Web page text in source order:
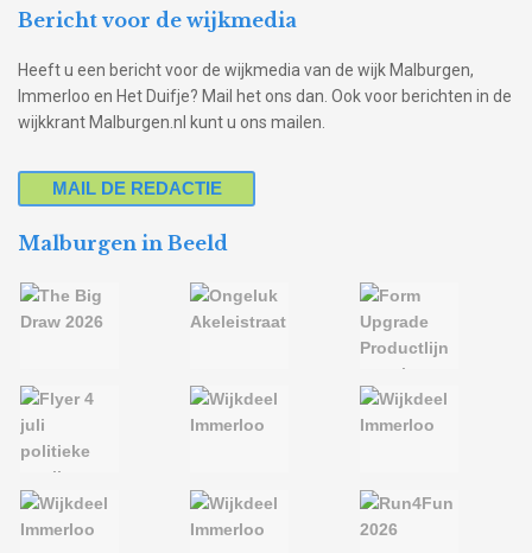
Bericht voor de wijkmedia
Heeft u een bericht voor de wijkmedia van de wijk Malburgen,
Immerloo en Het Duifje? Mail het ons dan. Ook voor berichten in de
wijkkrant Malburgen.nl kunt u ons mailen.
MAIL DE REDACTIE
Malburgen in Beeld